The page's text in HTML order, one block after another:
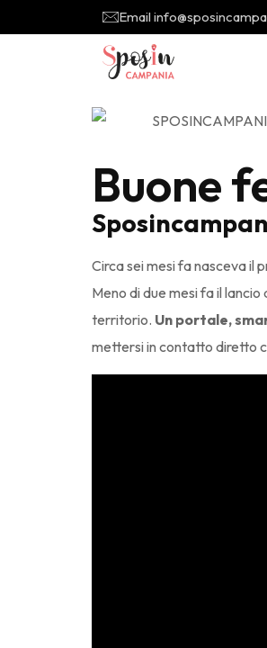
Email
Buone
Circa sei mesi fa nasceva il
Meno di due mesi fa il lancio
territorio. Un portale,
mettersi in contatto diretto